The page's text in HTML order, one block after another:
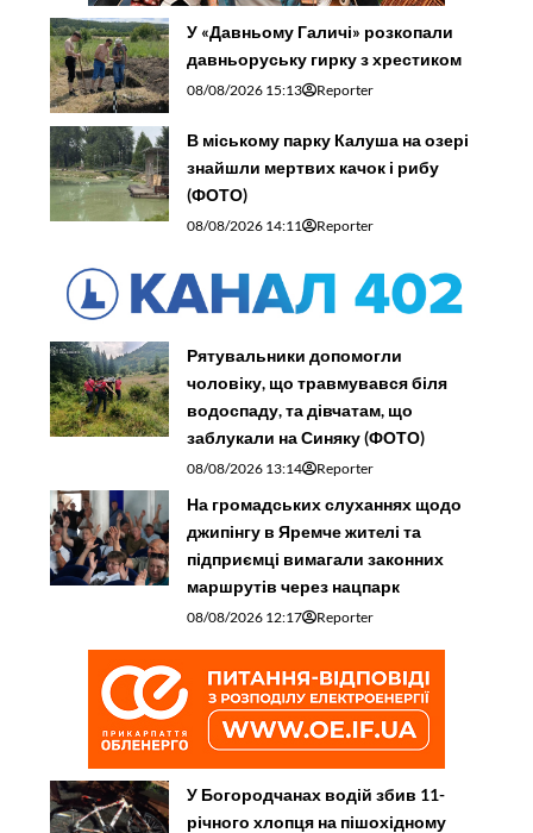
У «Давньому Галичі» розкопали
давньоруську гирку з хрестиком
08/08/2026 15:13 Reporter
В міському парку Калуша на озері
знайшли мертвих качок і рибу
(ФОТО)
08/08/2026 14:11 Reporter
Рятувальники допомогли
чоловіку, що травмувався біля
водоспаду, та дівчатам, що
заблукали на Синяку (ФОТО)
08/08/2026 13:14 Reporter
На громадських слуханнях щодо
джипінгу в Яремче житeлі та
підприємці вимагали законних
маршрутів через нацпарк
08/08/2026 12:17 Reporter
У Богородчанах водій збив 11-
річного хлопця на пішохідному